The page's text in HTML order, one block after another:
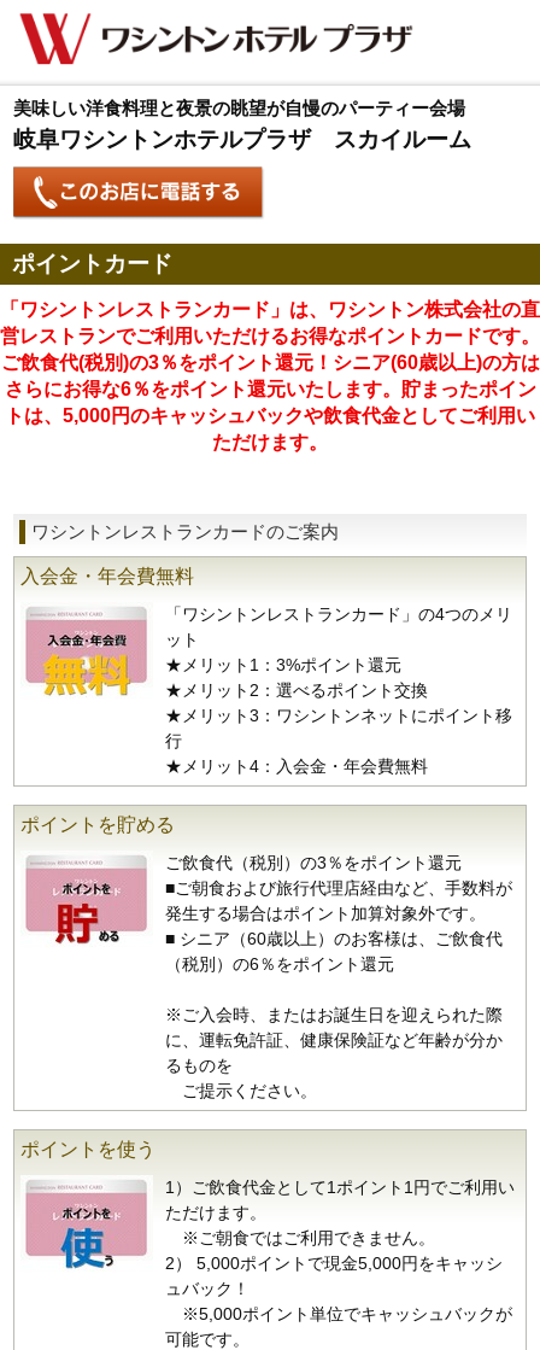
美味しい洋食料理と夜景の眺望が自慢のパーティー会場
岐阜ワシントンホテルプラザ スカイルーム
ポイントカード
「ワシントンレストランカード」は、ワシントン株式会社の直
営レストランでご利用いただけるお得なポイントカードです。
ご飲食代(税別)の3％をポイント還元！シニア(60歳以上)の方は
さらにお得な6％をポイント還元いたします。貯まったポイン
トは、5,000円のキャッシュバックや飲食代金としてご利用い
ただけます。
ワシントンレストランカードのご案内
入会金・年会費無料
「ワシントンレストランカード」の4つのメリ
ット
★メリット1：3%ポイント還元
★メリット2：選べるポイント交換
★メリット3：ワシントンネットにポイント移
行
★メリット4：入会金・年会費無料
ポイントを貯める
ご飲食代（税別）の3％をポイント還元
■ご朝食および旅行代理店経由など、手数料が
発生する場合はポイント加算対象外です。
■ シニア（60歳以上）のお客様は、ご飲食代
（税別）の6％をポイント還元
※ご入会時、またはお誕生日を迎えられた際
に、運転免許証、健康保険証など年齢が分か
るものを
ご提示ください。
ポイントを使う
1）ご飲食代金として1ポイント1円でご利用い
ただけます。
※ご朝食ではご利用できません。
2） 5,000ポイントで現金5,000円をキャッシ
ュバック！
※5,000ポイント単位でキャッシュバックが
可能です。